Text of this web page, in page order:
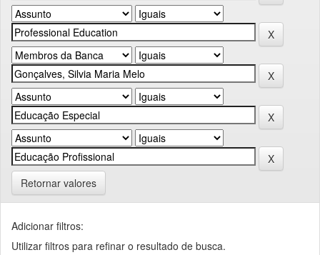
Retornar valores
Adicionar filtros:
Utilizar filtros para refinar o resultado de busca.